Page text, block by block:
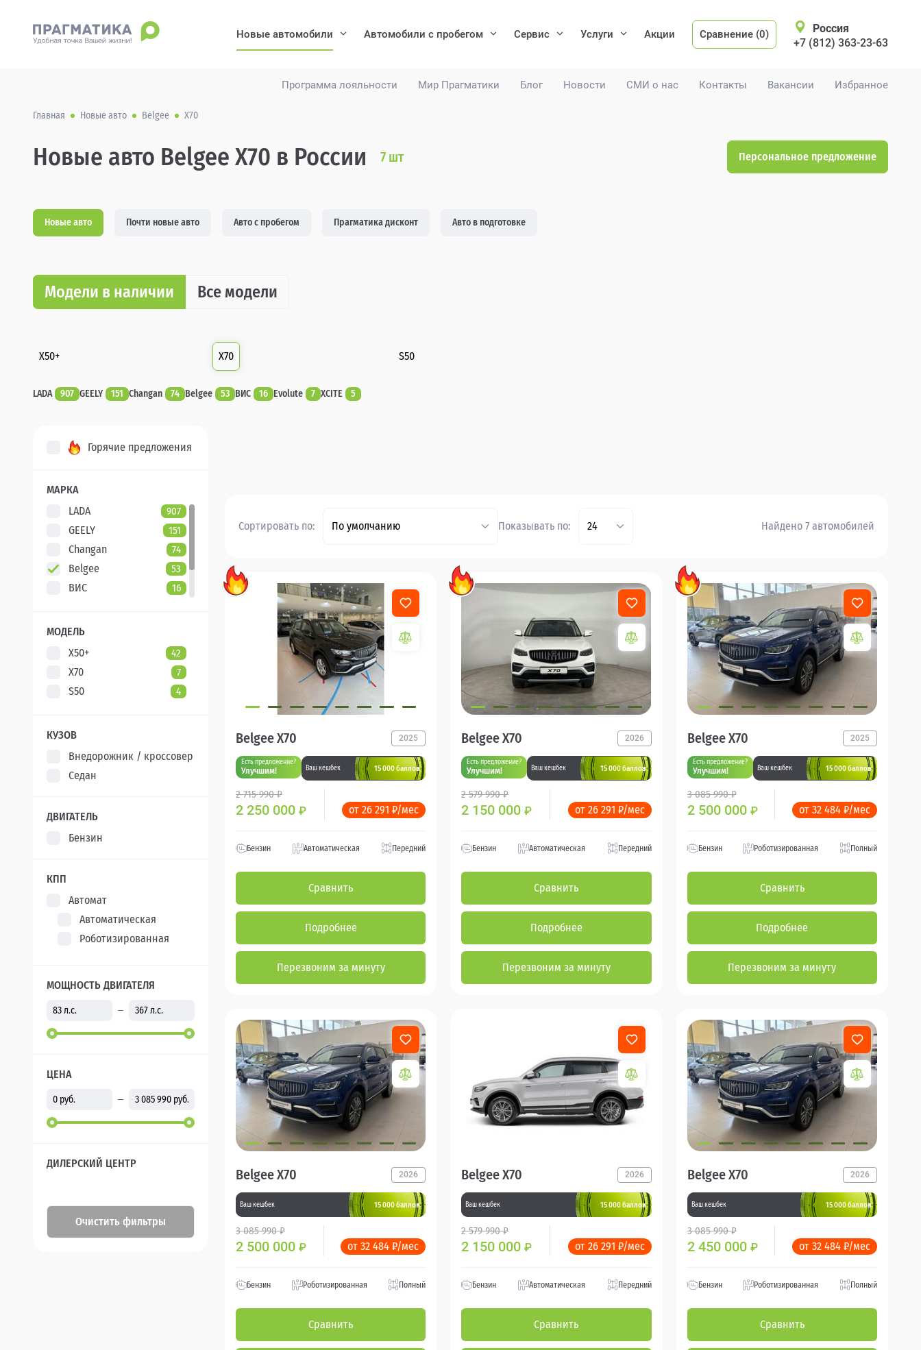
Программа лояльности Мир Прагматики Блог Новости СМИ о нас Контакты Вакансии Избранное
Новые автомобили Автомобили с пробегом Сервис Услуги Акции Сравнение (0)
Россия
+7 (812) 363-23-63
Главная Новые авто Belgee X70
Новые авто Belgee X70 в России 7 шт Персональное предложение
Новые авто Почти новые авто Авто с пробегом Прагматика дисконт Авто в подготовке
Модели в наличии Все модели
X50+ X70 S50
LADA 907 GEELY 151 Changan 74 Belgee 53 ВИС 16 Evolute 7 XCITE 5
Горячие предложения
МАРКА
LADA
907
GEELY 151
Changan 74
Belgee 53
ВИС 16
XCITE
МОДЕЛЬ
X50+
42
X70 7
S50 4
КУЗОВ
Внедорожник / кроссовер
Седан
ДВИГАТЕЛЬ
Бензин
КПП
Автомат
Автоматическая
Роботизированная
МОЩНОСТЬ ДВИГАТЕЛЯ
ЦЕНА
ДИЛЕРСКИЙ ЦЕНТР
Очистить фильтры
Сортировать по: По умолчанию Показывать по: 24 Найдено 7 автомобилей
Belgee X70 2025
Есть предложение?
Улучшим! Ваш кешбек 15 000 баллов
2 715 990 ₽
2 250 000 ₽ от 26 291 ₽/мес
Бензин Автоматическая Передний
Сравнить
Подробнее
Перезвоним за минуту
Belgee X70 2026
Есть предложение?
Улучшим! Ваш кешбек 15 000 баллов
2 579 990 ₽
2 150 000₽ от 26 291 ₽/мес
Бензин Автоматическая Передний
Сравнить
Подробнее
Перезвоним за минуту
Belgee X70 2025
Есть предложение?
Улучшим! Ваш кешбек 15 000 баллов
3 085 990 ₽
2 500 000 ₽ от 32 484 ₽/мес
Бензин Роботизированная Полный
Сравнить
Подробнее
Перезвоним за минуту
Belgee X70 2026
Ваш кешбек 15 000 баллов
3 085 990 ₽
2 500 000 ₽ от 32 484 ₽/мес
Бензин Роботизированная Полный
Сравнить
Belgee X70 2026
Ваш кешбек 15 000 баллов
2 579 990 ₽
2 150 000₽ от 26 291 ₽/мес
Бензин Автоматическая Передний
Сравнить
Belgee X70 2026
Ваш кешбек 15 000 баллов
3 085 990 ₽
2 450 000 ₽ от 32 484 ₽/мес
Бензин Роботизированная Полный
Сравнить